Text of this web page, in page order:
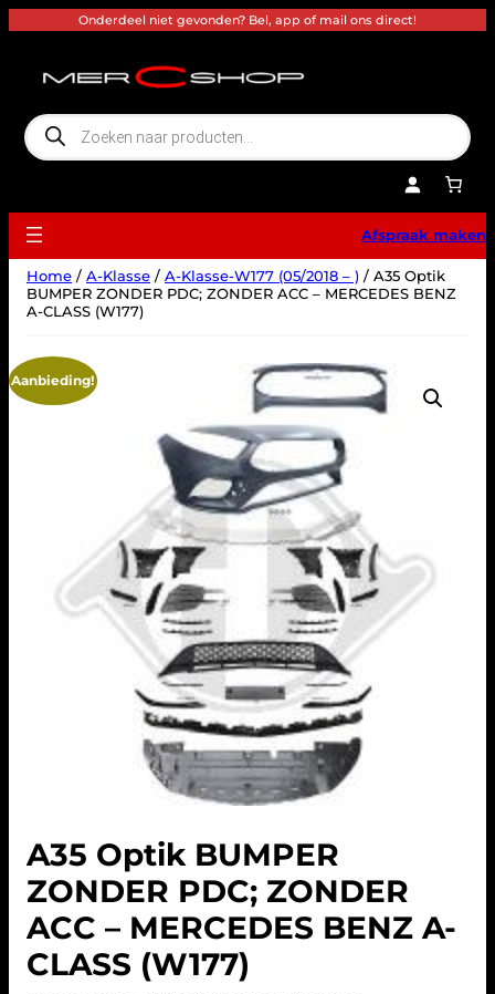
Onderdeel niet gevonden? Bel, app of mail ons direct!
P
r
o
n
o
e
k
e
n
Afspraak maken
Home / A-Klasse / A-Klasse-W177 (05/2018 – ) / A35 Optik
BUMPER ZONDER PDC; ZONDER ACC – MERCEDES BENZ
A-CLASS (W177)
Aanbieding!
A35 Optik BUMPER
ZONDER PDC; ZONDER
ACC – MERCEDES BENZ A-
CLASS (W177)